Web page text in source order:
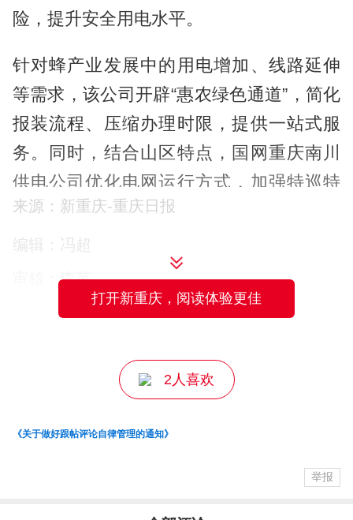
险，提升安全用电水平。
针对蜂产业发展中的用电增加、线路延伸
等需求，该公司开辟“惠农绿色通道”，简化
报装流程、压缩办理时限，提供一站式服
务。同时，结合山区特点，国网重庆南川
供电公司优化电网运行方式，加强特巡特
护，全力保障分蜂、取蜜、加工等全流程
用电可靠。
下一步，国网重庆南川供电公司将持续聚
焦乡村特色产业，深化网格化服务，开展
结构，以充足电力支撑中蜂养殖规模扩
大、产品精深加工与品牌打造，助力金佛
山高山好蜜走出大山，为乡村振兴注入强
来源：新重庆-重庆日报
编辑：冯超
审核：李苒
主编：王萃
打开新重庆，阅读体验更佳
2人喜欢
《关于做好跟帖评论自律管理的通知》
举报